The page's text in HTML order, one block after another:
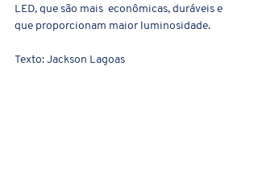
LED, que são mais  econômicas, duráveis e
que proporcionam maior luminosidade.
Texto: Jackson Lagoas